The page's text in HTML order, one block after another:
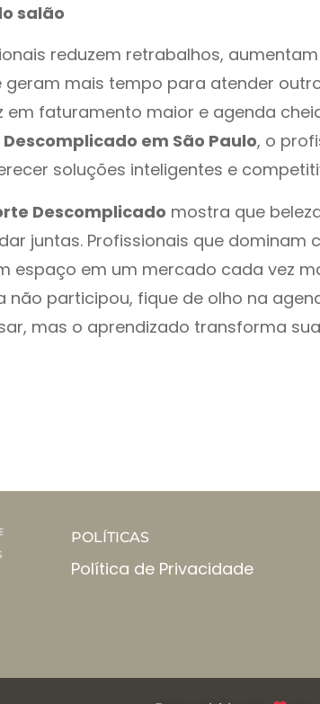
salão
reduzem retrabalhos,
mais tempo para atender
em faturamento maior e agenda
em São Paulo, o
soluções inteligentes e
Descomplicado mostra que
juntas. Profissionais que dominam
espaço em um mercado cada vez
não participou, fique de olho na
mas o aprendizado transforma
POLÍTICAS
Política de Privacidade